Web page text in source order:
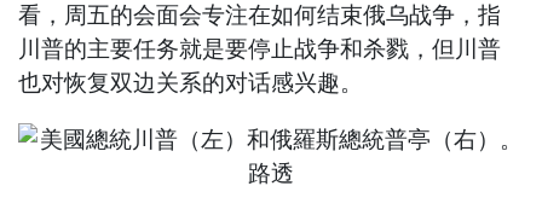
看，周五的会面会专注在如何结束俄乌战争，指
川普的主要任务就是要停止战争和杀戮，但川普
也对恢复双边关系的对话感兴趣。